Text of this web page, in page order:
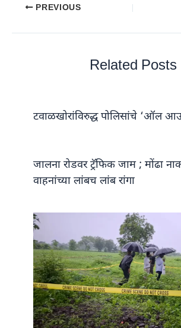
PREVIOUS
Related Posts
टवाळखोरांविरुद्ध पोलिसांचे ‘ऑल
जालना रोडवर ट्रॅफिक जाम ; मोंढा
वाहनांच्या लांबच लांब रांगा